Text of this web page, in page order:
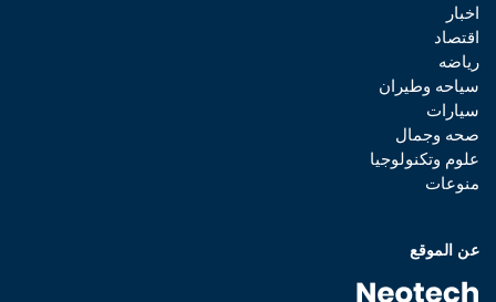
اخبار
اقتصاد
رياضه
سياحه وطيران
سيارات
صحه وجمال
علوم وتكنولوجيا
منوعات
عن الموقع